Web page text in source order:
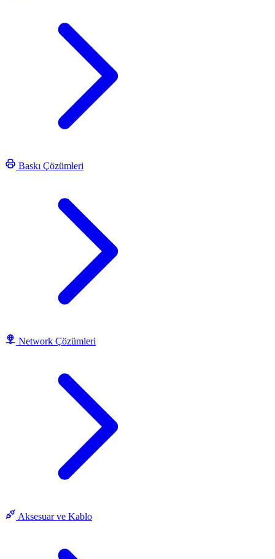
Baskı Çözümleri
Network Çözümleri
Aksesuar ve Kablo